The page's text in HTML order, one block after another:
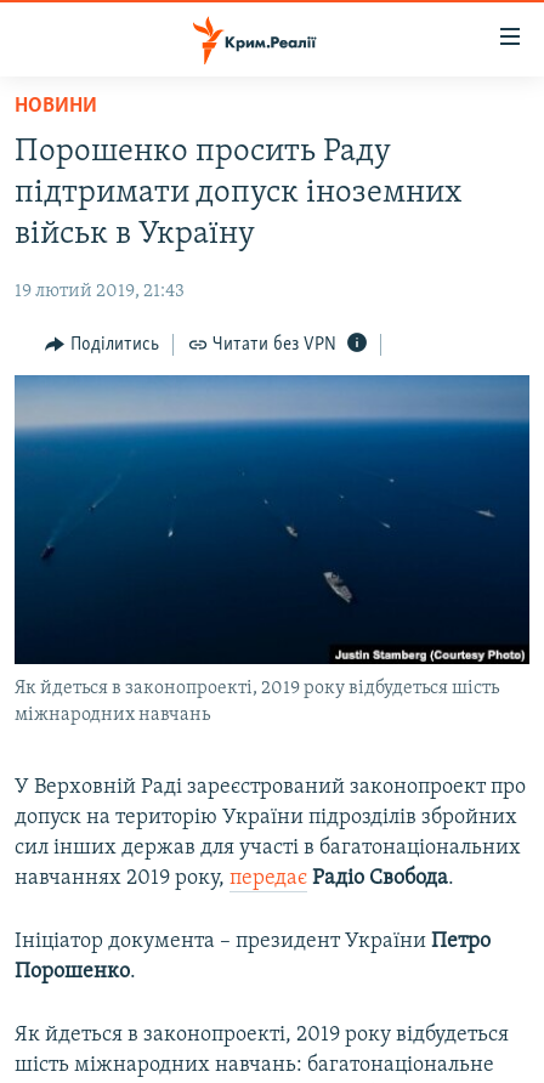
Перейти
основного
матеріалу
Перейти
до
основної
Перейти
до
пошуку
ВОДА.КРИМ
ВІДЕО ТА ФОТО
БЛОГИ
ПОГЛЯД
ІНТЕРВ'Ю
ВСЕ ЗА ДЕНЬ
ІНФОГРАФІКА
ДОЛУЧАЙСЯ!
Усі сайти RFE/RL
НОВИНИ
Порошенко просить Раду
підтримати допуск іноземних
військ в Україну
19 лютий 2019, 21:43
Поділитись Читати без VPN
Як йдеться в законопроекті, 2019 року відбудеться шість
міжнародних навчань
У Верховній Раді зареєстрований законопроект про
допуск на територію України підрозділів збройних
сил інших держав для участі в багатонаціональних
навчаннях 2019 року, передає Радіо Свобода.
Ініціатор документа – президент України Петро
Порошенко.
Як йдеться в законопроекті, 2019 року відбудеться
шість міжнародних навчань: багатонаціональне